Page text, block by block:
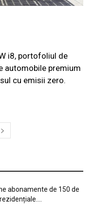
i8, portofoliul de
automobile premium
cu emisii zero.
abonamente de 150 de